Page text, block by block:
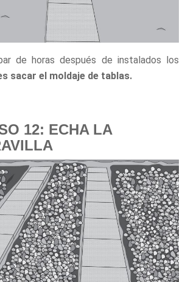
de horas después de instalados los
sacar el moldaje de tablas.
12: ECHA LA